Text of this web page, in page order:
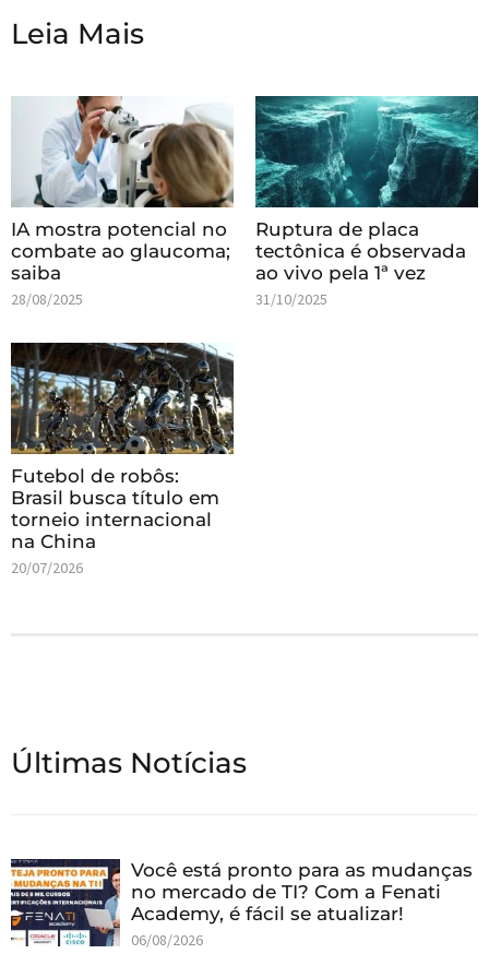
Leia Mais
IA mostra potencial no
combate ao glaucoma;
saiba
28/08/2025
Ruptura de placa
tectônica é observada
ao vivo pela 1ª vez
31/10/2025
Futebol de robôs:
Brasil busca título em
torneio internacional
na China
20/07/2026
Últimas Notícias
Você está pronto para as mudanças
no mercado de TI? Com a Fenati
Academy, é fácil se atualizar!
06/08/2026